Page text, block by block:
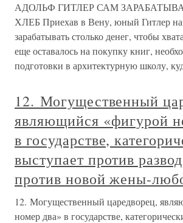
АДОЛЬФ ГИТЛЕР САМ
ХЛЕБ Приехав в Вену, юный Гитлер
зарабатывать столько денег, чтобы
еще оставалось на покупку книг,
подготовки в архитектурную школу,
12. Могущественный
являющийся «фигурой
в государстве,
выступает против
против новой жены-
12. Могущественный царедворец,
номер два» в государстве,